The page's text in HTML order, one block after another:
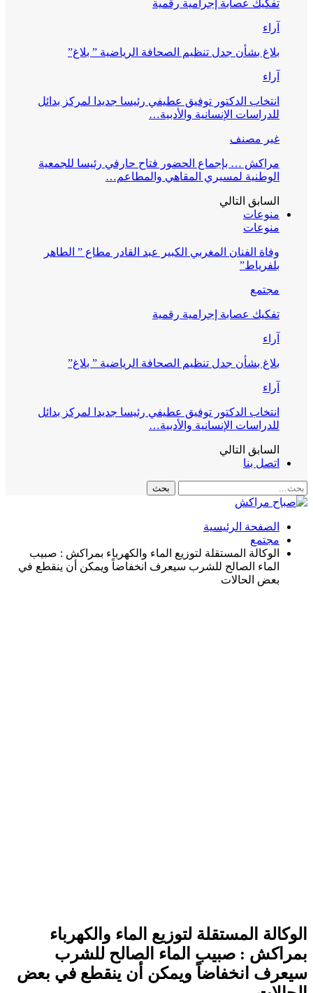
تفكيك عصابة إجرامية رقمية
آراء
بلاغ بشأن جدل تنظيم الصحافة الرياضية ” بلاغ”
آراء
انتخاب الدكتور توفيق عطيفي رئيسا جديدا لمركز بدائل
للدراسات الإنسانية والأدبية…
غير مصنف
مراكش … بإجماع الحضور فتاح حارفي رئيسا للجمعية
الوطنية لمسيري المقاهي والمطاعم…
السابق التالي
منوعات
منوعات
وفاة الفنان المغربي الكبير عبد القادر مطاع ” الطاهر
بلفرياط”
مجتمع
تفكيك عصابة إجرامية رقمية
آراء
بلاغ بشأن جدل تنظيم الصحافة الرياضية ” بلاغ”
آراء
انتخاب الدكتور توفيق عطيفي رئيسا جديدا لمركز بدائل
للدراسات الإنسانية والأدبية…
السابق التالي
اتصل بنا
الصفحة الرئيسية
مجتمع
الوكالة المستقلة لتوزيع الماء والكهرباء بمراكش : صبيب
الماء الصالح للشرب سيعرف انخفاضاً ويمكن أن ينقطع في
بعض الحالات
الوكالة المستقلة لتوزيع الماء والكهرباء
بمراكش : صبيب الماء الصالح للشرب
سيعرف انخفاضاً ويمكن أن ينقطع في بعض